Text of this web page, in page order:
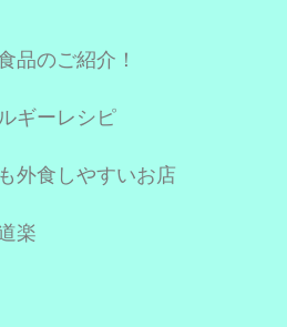
品のご紹介！
ギーレシピ
外食しやすいお店
楽